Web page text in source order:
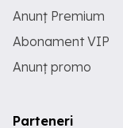
Anunț Premium
Abonament VIP
Anunț promo
Parteneri